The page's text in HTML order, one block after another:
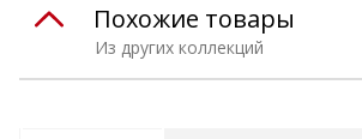
Из других коллекций
Похожие товары